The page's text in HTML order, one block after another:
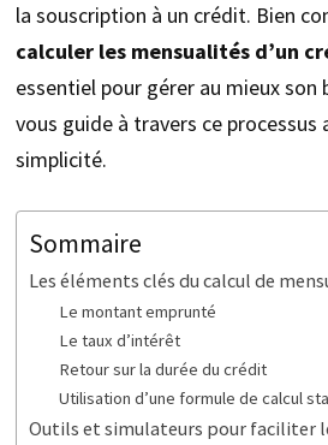
la souscription à un crédit. Bien
calculer les mensualités d’un
essentiel pour gérer au mieux
vous guide à travers ce processus
simplicité.
Sommaire
Les éléments clés du calcul de
Le montant emprunté
Le taux d’intérêt
Retour sur la durée du crédit
Utilisation d’une formule de calcul
Outils et simulateurs pour faciliter